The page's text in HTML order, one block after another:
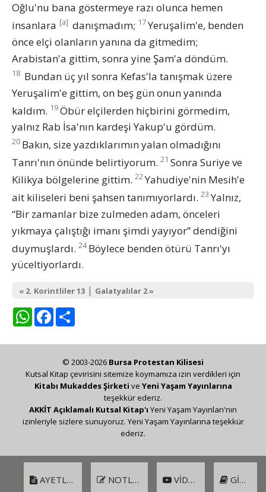
Oğlu'nu bana göstermeye razı olunca hemen
insanlara [a] danışmadım; 17Yeruşalim'e, benden
önce elçi olanların yanına da gitmedim;
Arabistan'a gittim, sonra yine Şam'a döndüm.
18 Bundan üç yıl sonra Kefas'la tanışmak üzere
Yeruşalim'e gittim, on beş gün onun yanında
kaldım. 19Öbür elçilerden hiçbirini görmedim,
yalnız Rab İsa'nın kardeşi Yakup'u gördüm.
20 Bakın, size yazdıklarımın yalan olmadığını
Tanrı'nın önünde belirtiyorum. 21 Sonra Suriye ve
Kilikya bölgelerine gittim. 22Yahudiye'nin Mesih'e
ait kiliseleri beni şahsen tanımıyorlardı. 23 Yalnız,
“Bir zamanlar bize zulmeden adam, önceleri
yıkmaya çalıştığı imanı şimdi yayıyor” dendiğini
duymuşlardı. 24 Böylece benden ötürü Tanrı'yı
yüceltiyorlardı.
« 2. Korintliler 13 | Galatyalılar 2 »
WhatsAppFacebook
AYETLER NOTLAR VIDEO GIRIŞ
© 2003-2026 Bursa Protestan Kilisesi
Kutsal Kitap çevirisini sitemize koymamıza izin verdikleri için
Kitabı Mukaddes Şirketi ve Yeni Yaşam Yayınlarına
teşekkür ederiz.
AKKİT Açıklamalı Kutsal Kitap'ı Yeni Yaşam Yayınları'nın
izinleriyle sizlere sunuyoruz. Yeni Yaşam Yayınlarına teşekkür
ederiz.